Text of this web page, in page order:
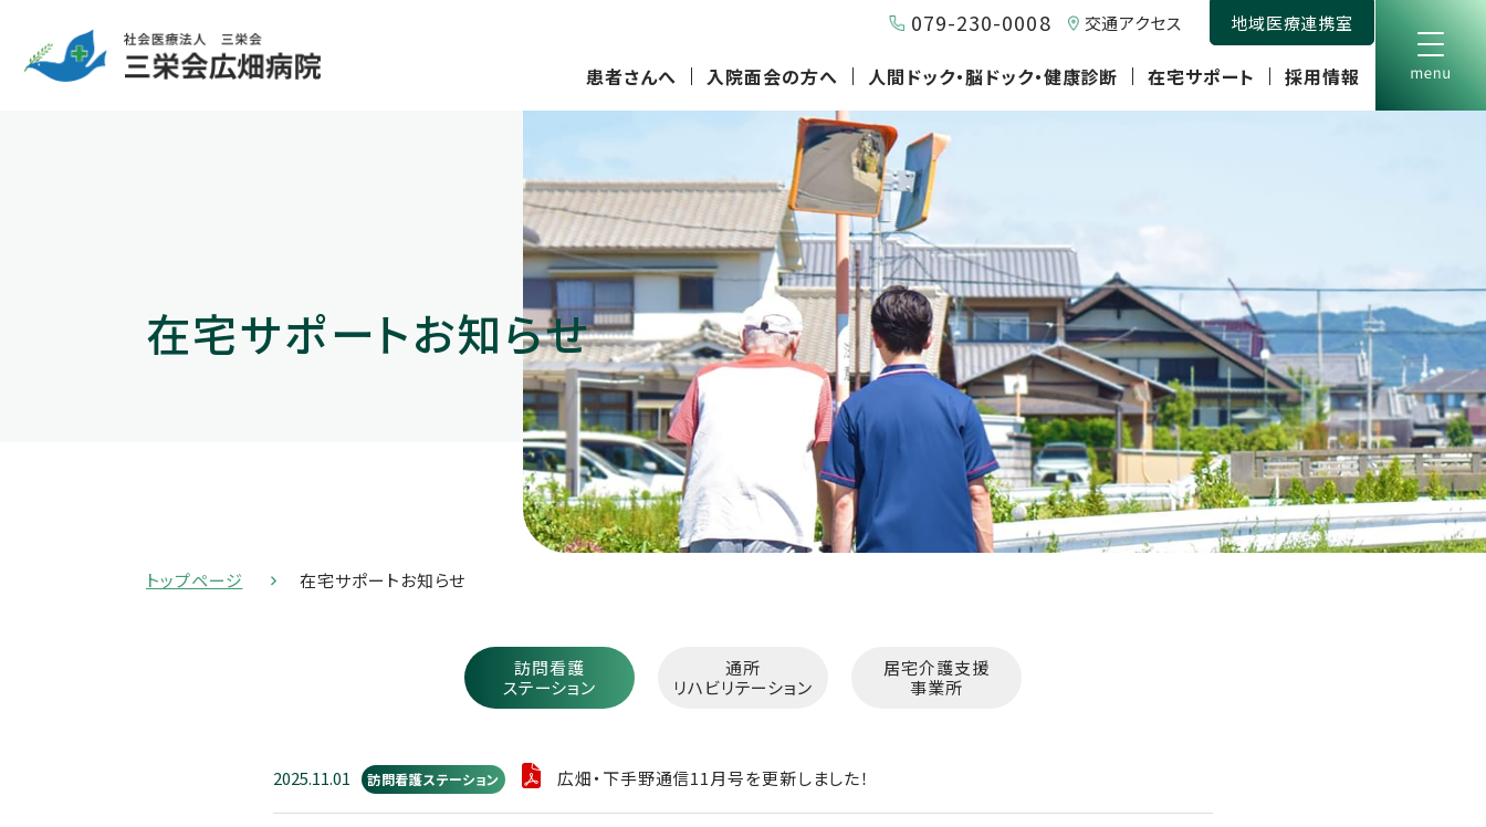
079-230-0008 交通アクセス 地域医療連携室
患者さんへ 入院面会の方へ 人間ドック・脳ドック・健康診断 在宅サポート 採用情報
在宅サポートお知らせ
トップページ 在宅サポートお知らせ
訪問看護
ステーション
通所
リハビリテーション
居宅介護支援
事業所
2025.11.01 訪問看護ステーション 広畑・下手野通信11月号を更新しました！